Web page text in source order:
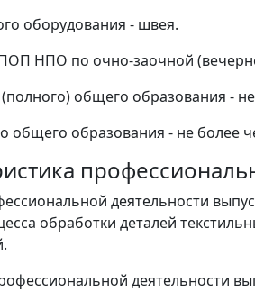
оборудования - швея.
НПО по очно-заочной
общего образования -
общего образования - не более
деятельности
обработки деталей
деятельности